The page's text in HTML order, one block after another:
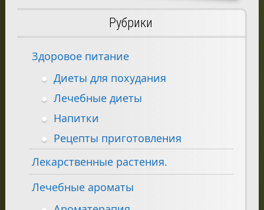
Рубрики
Здоровое питание
Диеты для похудания
Лечебные диеты
Напитки
Рецепты приготовления
Лекарственные растения.
Лечебные ароматы